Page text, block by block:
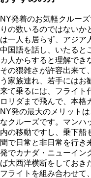
NY発着のお気軽クルー
りの数いるのではないか
は一人も居らず、アジア
中国語を話し、いたると
カ人からすると理解でき
その猥雑さが許容出来て
う家族連れ、若手にはお
来て乗るには、フライト
ロリダまで飛んで、本格
NY発の最大のメリット
なクルーズです。マンハ
内の移動ですし、乗下船
間で日常と非日常を行き
発でカナダ・ニューイン
ば大西洋横断をしておき
フライトを組み合わせて